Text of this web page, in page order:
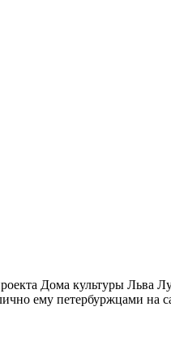
Дома культуры Льва
ему петербуржцами на